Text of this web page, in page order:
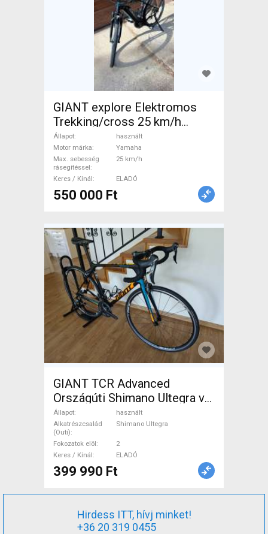
GIANT explore Elektromos
Trekking/cross 25 km/h
Yamaha használt ELADÓ
Állapot
használt
Motor márka
Yamaha
Max. sebesség
rásegítéssel
25 km/h
Keres / Kínál ELADÓ
550 000 Ft
GIANT TCR Advanced
Országúti Shimano Ultegra v-
fék használt ELADÓ
Állapot
használt
Alkatrészcsalád
(Outi)
Shimano Ultegra
Fokozatok elöl
2
Keres / Kínál
ELADÓ
399 990 Ft
Hirdess ITT, hívj minket!
+36 20 319 0455